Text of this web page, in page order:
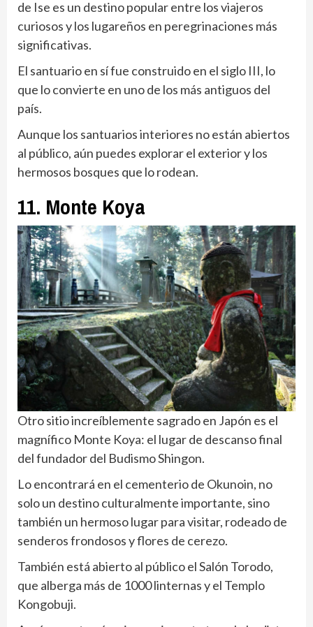
de Ise es un destino popular entre los viajeros
curiosos y los lugareños en peregrinaciones más
significativas.
El santuario en sí fue construido en el siglo III, lo
que lo convierte en uno de los más antiguos del
país.
Aunque los santuarios interiores no están abiertos
al público, aún puedes explorar el exterior y los
hermosos bosques que lo rodean.
11. Monte Koya
Otro sitio increíblemente sagrado en Japón es el
magnífico Monte Koya: el lugar de descanso final
del fundador del Budismo Shingon.
Lo encontrará en el cementerio de Okunoin, no
solo un destino culturalmente importante, sino
también un hermoso lugar para visitar, rodeado de
senderos frondosos y flores de cerezo.
También está abierto al público el Salón Torodo,
que alberga más de 1000 linternas y el Templo
Kongobuji.